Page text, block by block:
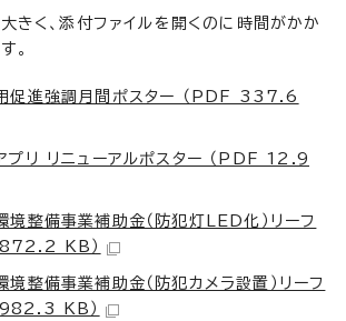
大きく、添付ファイルを開くのに時間がかか
。
促進強調月間ポスター （PDF 337.6
プリ リニューアルポスター （PDF 12.9
境整備事業補助金（防犯灯LED化）リーフ
872.2 KB）
整備事業補助金（防犯カメラ設置）リーフ
982.3 KB）